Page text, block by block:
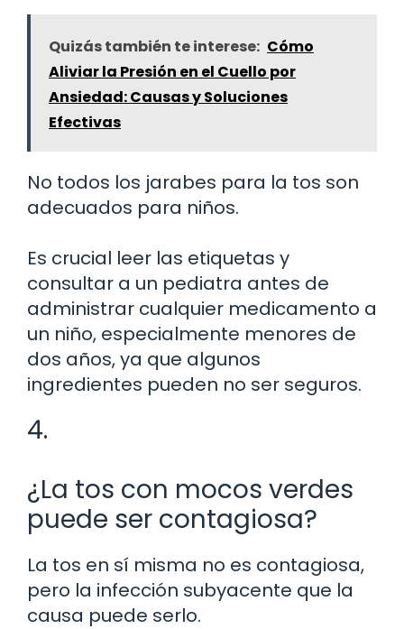
Quizás también te interese: Cómo
Aliviar la Presión en el Cuello por
Ansiedad: Causas y Soluciones
Efectivas
No todos los jarabes para la tos son
adecuados para niños.
Es crucial leer las etiquetas y
consultar a un pediatra antes de
administrar cualquier medicamento a
un niño, especialmente menores de
dos años, ya que algunos
ingredientes pueden no ser seguros.
4.
¿La tos con mocos verdes
puede ser contagiosa?
La tos en sí misma no es contagiosa,
pero la infección subyacente que la
causa puede serlo.